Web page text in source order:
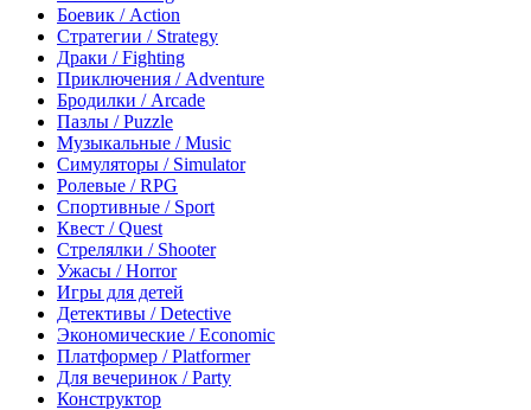
Боевик / Action
Стратегии / Strategy
Драки / Fighting
Приключения / Adventure
Бродилки / Arcade
Пазлы / Puzzle
Музыкальные / Music
Симуляторы / Simulator
Ролевые / RPG
Спортивные / Sport
Квест / Quest
Стрелялки / Shooter
Ужасы / Horror
Игры для детей
Детективы / Detective
Экономические / Economic
Платформер / Platformer
Для вечеринок / Party
Конструктор